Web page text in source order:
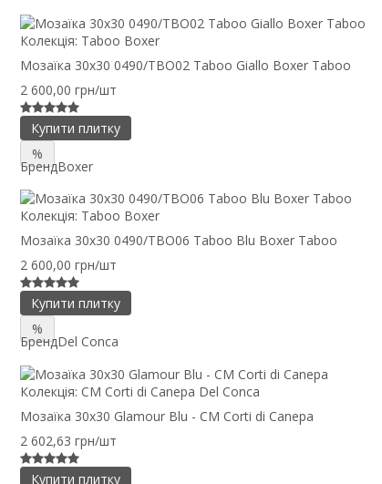
Колекція: Taboo Boxer
Мозаїка 30x30 0490/TBO02 Taboo Giallo Boxer Taboo
2 600,00 грн/шт
Купити плитку
%
БрендBoxer
Колекція: Taboo Boxer
Мозаїка 30x30 0490/TBO06 Taboo Blu Boxer Taboo
2 600,00 грн/шт
Купити плитку
%
БрендDel Conca
Колекція: CM Corti di Canepa Del Conca
Мозаїка 30x30 Glamour Blu - CM Corti di Canepa
2 602,63 грн/шт
Купити плитку